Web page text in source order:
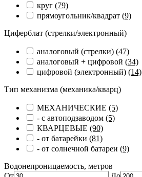
круг (79)
прямоугольник/квадрат (9)
Циферблат (стрелки/электронный)
аналоговый (стрелки) (47)
аналоговый + цифровой (34)
цифровой (электронный) (14)
Тип механизма (механика/кварц)
МЕХАНИЧЕСКИЕ (5)
- с автоподзаводом (5)
КВАРЦЕВЫЕ (90)
- от батарейки (81)
- от солнечной батареи (9)
Водонепроницаемость, метров